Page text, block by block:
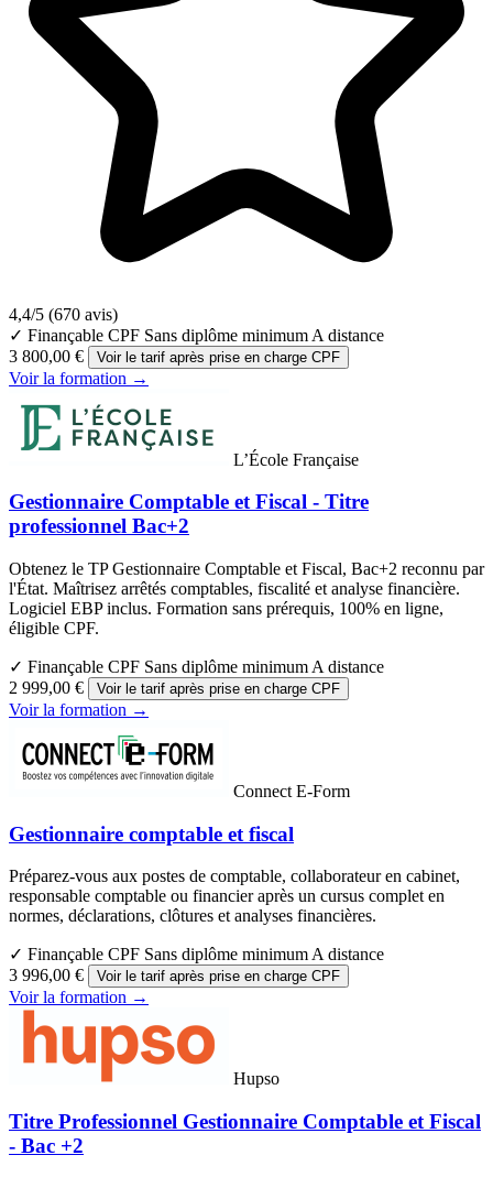
4,4/5 (670 avis)
✓ Finançable CPF Sans diplôme minimum A distance
3 800,00 €
Voir le tarif après prise en charge CPF
Voir la formation →
L’École Française
Gestionnaire Comptable et Fiscal - Titre
professionnel Bac+2
Obtenez le TP Gestionnaire Comptable et Fiscal, Bac+2 reconnu par
l'État. Maîtrisez arrêtés comptables, fiscalité et analyse financière.
Logiciel EBP inclus. Formation sans prérequis, 100% en ligne,
éligible CPF.
✓ Finançable CPF Sans diplôme minimum A distance
2 999,00 €
Voir le tarif après prise en charge CPF
Voir la formation →
Connect E-Form
Gestionnaire comptable et fiscal
Préparez-vous aux postes de comptable, collaborateur en cabinet,
responsable comptable ou financier après un cursus complet en
normes, déclarations, clôtures et analyses financières.
✓ Finançable CPF Sans diplôme minimumA distance
3 996,00 €
Voir le tarif après prise en charge CPF
Voir la formation →
Hupso
Titre Professionnel Gestionnaire Comptable et Fiscal
- Bac +2